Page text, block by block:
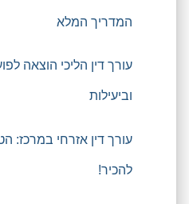
המדריך המלא
עורך דין הליכי הוצאה
וביעילות
עורך דין אזרחי במרכז:
להכיר!